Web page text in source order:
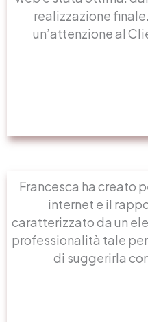
realizzazione
un’attenzione al
Francesca ha creato
internet e il
caratterizzato da un
professionalità tale
di suggerirla